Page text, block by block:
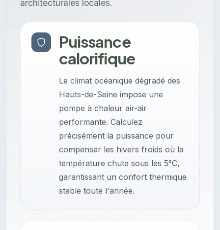
architecturales locales.
Puissance
calorifique
Le climat océanique dégradé des
Hauts-de-Seine impose une
pompe à chaleur air-air
performante. Calculez
précisément la puissance pour
compenser les hivers froids où la
température chute sous les 5°C,
garantissant un confort thermique
stable toute l'année.